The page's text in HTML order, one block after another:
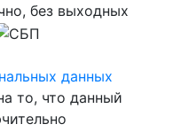
без выходных
данных
то, что данный